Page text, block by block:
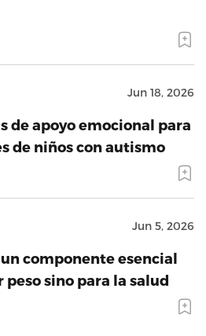
Jun 18, 2026
de apoyo emocional para
de niños con autismo
Jun 5, 2026
componente esencial
peso sino para la salud